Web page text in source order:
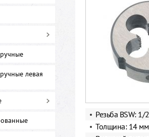
левая
Резьба BSW: 1/
Толщина: 14 мм